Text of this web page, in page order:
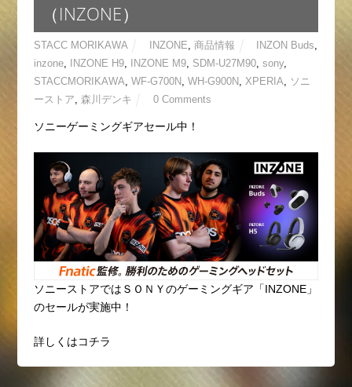
（INZONE）
STACC MORIKAWA INZONE 商品情報 INZON Buds
inzone, INZONE H9, INZONE M9, SDM-U27M90, sony,
STACCMORIKAWA WF-G700N, WH-G900N, XPERIA
ソニ
ーストア 森川デンキ 0 Comments
ソニーゲーミングギアセール中！
ソニーストアではＳＯＮＹのゲーミングギア「INZONE」
のセールが実施中！
詳しくはコチラ